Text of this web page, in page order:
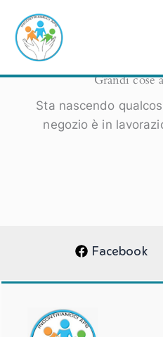
contenuto
Grandi cose
Sta nascendo
negozio è in
Facebook